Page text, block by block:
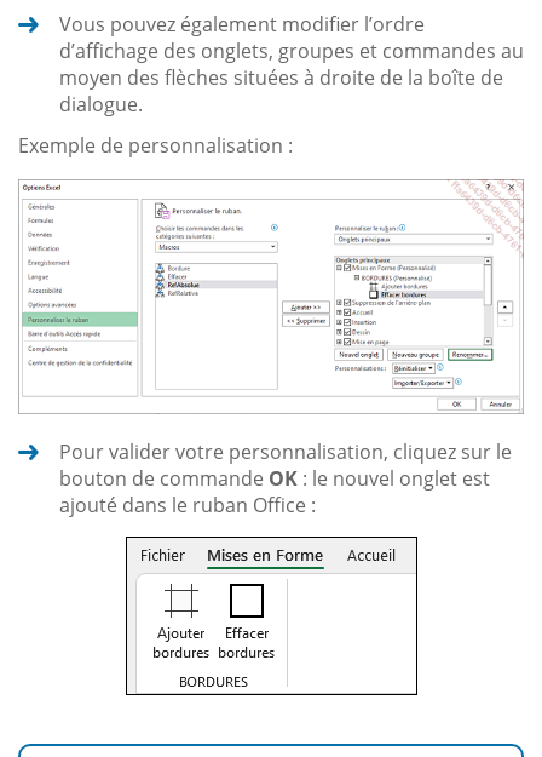
Vous pouvez également modifier l’ordre
d’affichage des onglets, groupes et commandes au
moyen des flèches situées à droite de la boîte de
dialogue.
Exemple de personnalisation :
Pour valider votre personnalisation, cliquez sur le
bouton de commande OK : le nouvel onglet est
ajouté dans le ruban Office :